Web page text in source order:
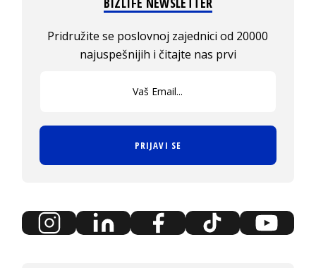
Pridružite se poslovnoj zajednici od 20000
najuspešnijih i čitajte nas prvi
PRIJAVI SE